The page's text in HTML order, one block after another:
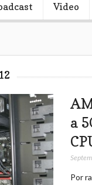
Video
a
Por